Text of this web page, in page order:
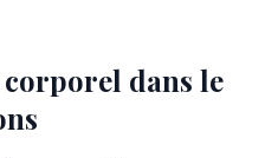
dans le